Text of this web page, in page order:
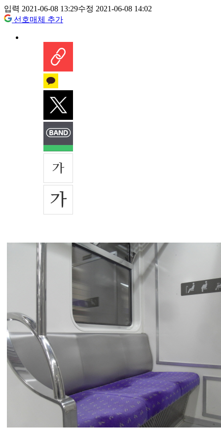
입력 2021-06-08 13:29수정 2021-06-08 14:02
선호매체 추가